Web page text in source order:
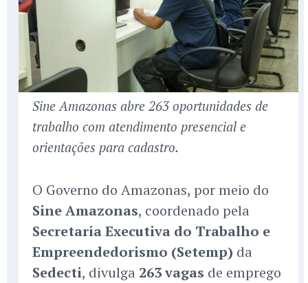
Sine Amazonas abre 263 oportunidades de
trabalho com atendimento presencial e
orientações para cadastro.
O Governo do Amazonas, por meio do
Sine Amazonas, coordenado pela
Secretaria Executiva do Trabalho e
Empreendedorismo (Setemp) da
Sedecti, divulga 263 vagas de emprego